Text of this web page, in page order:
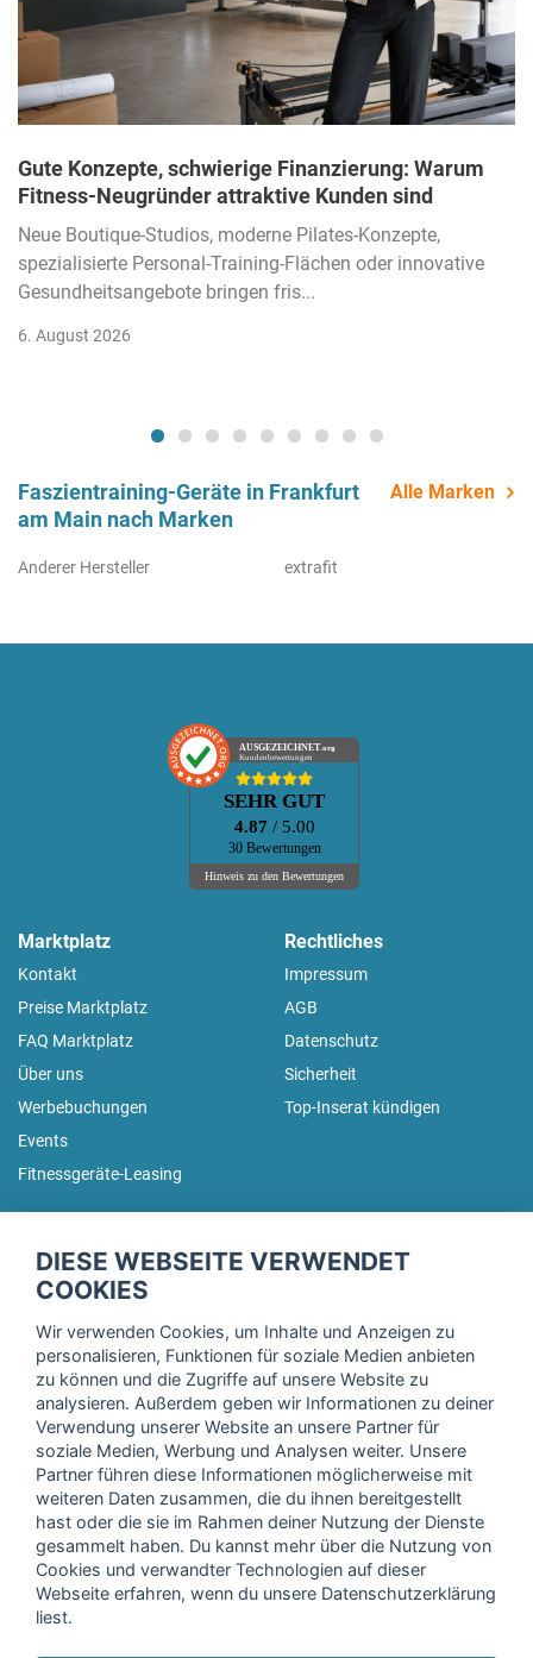
Gute Konzepte, schwierige Finanzierung: Warum
Fitness-Neugründer attraktive Kunden sind
Neue Boutique-Studios, moderne Pilates-Konzepte,
spezialisierte Personal-Training-Flächen oder innovative
Gesundheitsangebote bringen fris...
6. August 2026
Faszientraining-Geräte in Frankfurt
am Main nach Marken
Alle Marken
Anderer Hersteller extrafit
AUSGEZEICHNET.org
Kundenbewertungen
SEHR GUT
4.87 / 5.00
30 Bewertungen
Hinweis zu den Bewertungen
Marktplatz
Kontakt
Preise Marktplatz
FAQ Marktplatz
Über uns
Werbebuchungen
Events
Fitnessgeräte-Leasing
Rechtliches
Impressum
AGB
Datenschutz
Sicherheit
Top-Inserat kündigen
Trage dich hier für unseren Newsletter ein und erhalte regelmäßig
Ich stimme der Verarbeitung meiner Daten, wie in der
Einwilligungserklärungder fitnessmarkt.de services GmbH
beschrieben, zu und bestätige, dass ich das 16. Lebensjahr
vollendet habe. Ich kann diese Einwilligung jederzeit mit
Wirkung für die Zukunft widerrufen. Weitere Informationen
finden Sie in unsererDatenschutzerklärung.
DIESE WEBSEITE VERWENDET
COOKIES
Wir verwenden Cookies, um Inhalte und Anzeigen zu
personalisieren, Funktionen für soziale Medien anbieten
zu können und die Zugriffe auf unsere Website zu
analysieren. Außerdem geben wir Informationen zu deiner
Verwendung unserer Website an unsere Partner für
soziale Medien, Werbung und Analysen weiter. Unsere
Partner führen diese Informationen möglicherweise mit
weiteren Daten zusammen, die du ihnen bereitgestellt
hast oder die sie im Rahmen deiner Nutzung der Dienste
gesammelt haben. Du kannst mehr über die Nutzung von
Cookies und verwandter Technologien auf dieser
Webseite erfahren, wenn du unsere Datenschutzerklärung
liest.